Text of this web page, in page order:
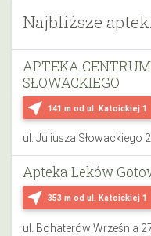
Najbliższe
near_me 141 m od ul. Katoickiej 1
APTEKA
SŁOWACKIEGO
ul. Juliusza Słowackiego
near_me 353 m od ul. Katoickiej 1
Apteka Leków
ul. Bohaterów Września